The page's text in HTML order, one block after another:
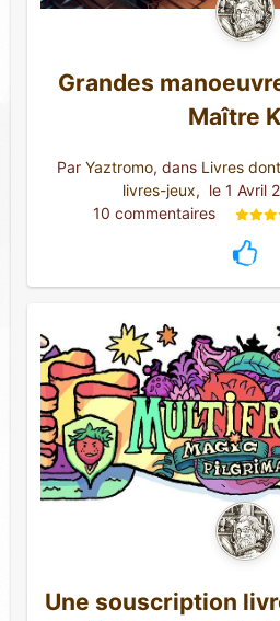
Grandes
Maître
Par Yaztromo, dans Livres
livres-jeux, le 1 Avril
10 commentaires
Une souscription